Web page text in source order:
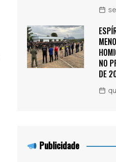
NO
DE
Publicidade